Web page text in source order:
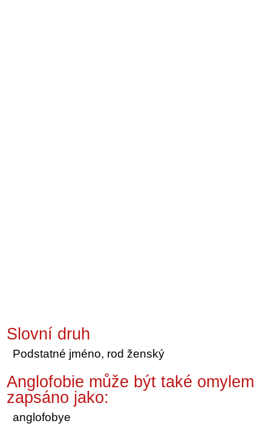
Slovní druh
Podstatné jméno, rod ženský
Anglofobie může být také omylem
zapsáno jako:
anglofobye